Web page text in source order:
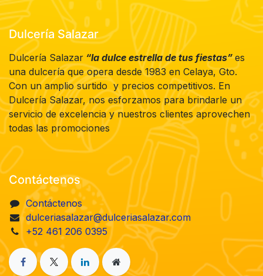
Dulcería Salazar
Dulcería Salazar “la dulce estrella de tus fiestas”es
una dulcería que opera desde 1983 en Celaya, Gto.
Con un amplio surtido y precios competitivos. En
Dulcería Salazar, nos esforzamos para brindarle un
servicio de excelencia y nuestros clientes aprovechen
todas las promociones
Contáctenos
Contáctenos
dulceriasalazar@dulceriasalazar.com
+52 461 206 0395